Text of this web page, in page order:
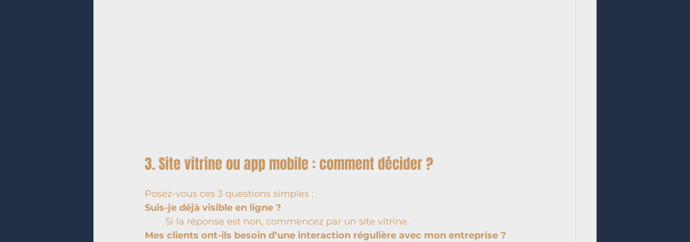
3. Site vitrine ou app mobile : comment décider ?
Posez-vous ces 3 questions simples :
Suis-je déjà visible en ligne ?
Si la réponse est non, commencez par un site vitrine.
Mes clients ont-ils besoin d’une interaction régulière avec mon entreprise ?